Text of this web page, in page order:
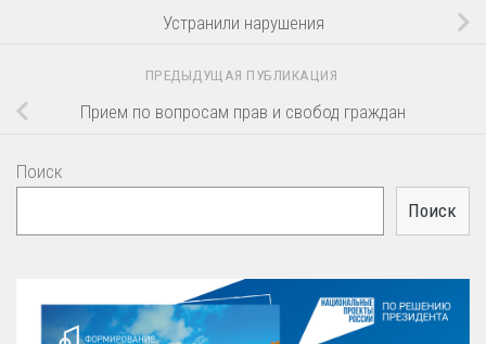
Устранили нарушения
ПРЕДЫДУЩАЯ ПУБЛИКАЦИЯ
Прием по вопросам прав и свобод граждан
Поиск
Поиск